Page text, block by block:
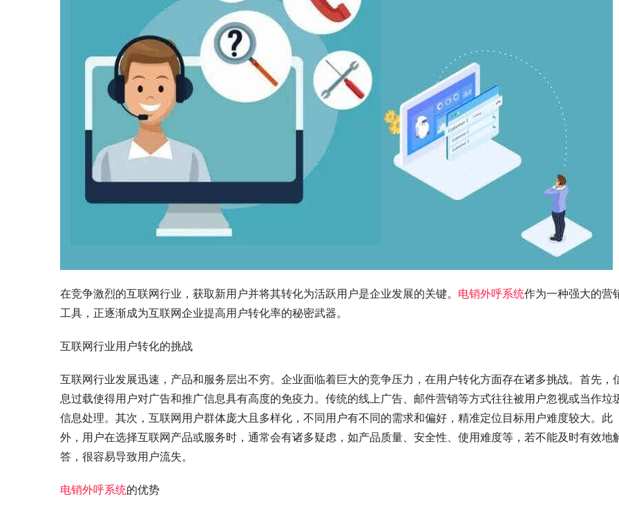
在竞争激烈的互联网行业，获取新用户并将其转化为活跃用户是企业发展的关键。 电销外呼系统作为一种强大的营
工具，正逐渐成为互联网企业提高用户转化率的秘密武器。
互联网行业用户转化的挑战
互联网行业发展迅速，产品和服务层出不穷。企业面临着巨大的竞争压力，在用户转化方面存在诸多挑战。首先，
息过载使得用户对广告和推广信息具有高度的免疫力。传统的线上广告、邮件营销等方式往往被用户忽视或当作垃
信息处理。其次，互联网用户群体庞大且多样化，不同用户有不同的需求和偏好，精准定位目标用户难度较大。此
外，用户在选择互联网产品或服务时，通常会有诸多疑虑，如产品质量、安全性、使用难度等，若不能及时有效地
答，很容易导致用户流失。
电销外呼系统的优势